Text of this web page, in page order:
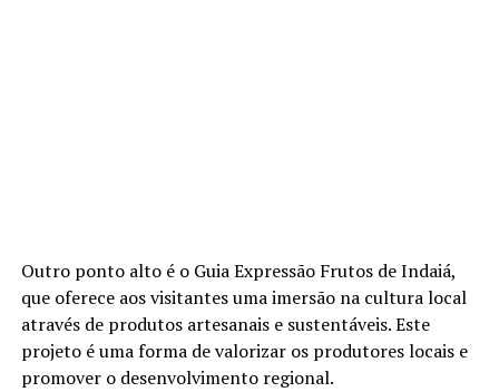
Outro ponto alto é o Guia Expressão Frutos de Indaiá,
que oferece aos visitantes uma imersão na cultura local
através de produtos artesanais e sustentáveis. Este
projeto é uma forma de valorizar os produtores locais e
promover o desenvolvimento regional.